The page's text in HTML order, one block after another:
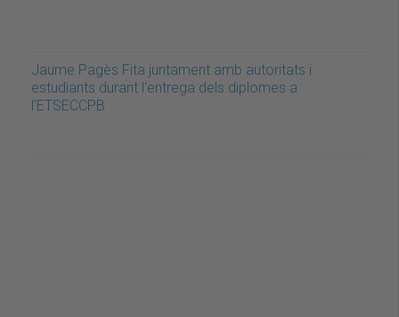
Jaume Pagès Fita juntament amb autoritats i
estudiants durant l'entrega dels diplomes a
l'ETSECCPB